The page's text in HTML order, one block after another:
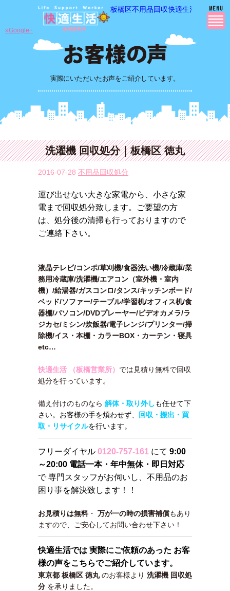
板橋区不用品回収快適生活の 不用
実際にいただいたお声をご紹介しています。
»Google+
洗濯機 回収処分｜板橋区 徳丸
2016-07-28 不用品回収処分
運び出せない大きな家電から、小さな家
電まで回収処分致します。ご要望の方
は、処分後の清掃も行っておりますので
ご連絡下さい。
液晶テレビ/コンポ/草刈機/食器洗い機/冷蔵庫/業
務用冷蔵庫/洗濯機/エアコン（室外機・室内
機）/給湯器/ガスコンロ/タンス/キッチンボード/
ベッド/ソファー/テーブル/学習机/オフィス机/食
器棚/パソコン/DVDプレーヤー/ビデオカメラ/ラ
ジカセ/ミシン/炊飯器/電子レンジ/プリンター/掃
除機/イス・本棚・カラーBOX・カーテン・寝具
etc…
快適生活 （板橋営業所） では見積り無料で回収
処分を行っています。
備え付けのものなら 解体・取り外しも任せて下
さい。お客様の手を煩わせず、
回収・搬出・買
取・リサイクルを行います。
フリーダイヤル 0120-757-161 にて 9:00
～20:00 電話一本・年中無休・即日対応
で 専門スタッフがお伺いし、不用品のお
困り事を解決致します！！
お見積りは無料・ 万が一の時の損害補償もあり
ますので、ご安心してお問い合わせ下さい！
快適生活では 実際にご依頼のあった お客
様の声をこちらでご紹介しています。
東京都 板橋区 徳丸のお客様より 洗濯機 回収処
分 を承りました。